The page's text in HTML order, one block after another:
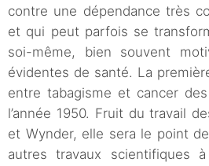
contre une dépendance très
et qui peut parfois se
soi-même, bien souvent
évidentes de santé. La
entre tabagisme et cancer
l’année 1950. Fruit du travail
et Wynder, elle sera le point
autres travaux scientifiques